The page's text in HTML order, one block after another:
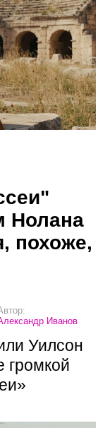
Нолана
похоже,
Иванов
Уилсон
громкой